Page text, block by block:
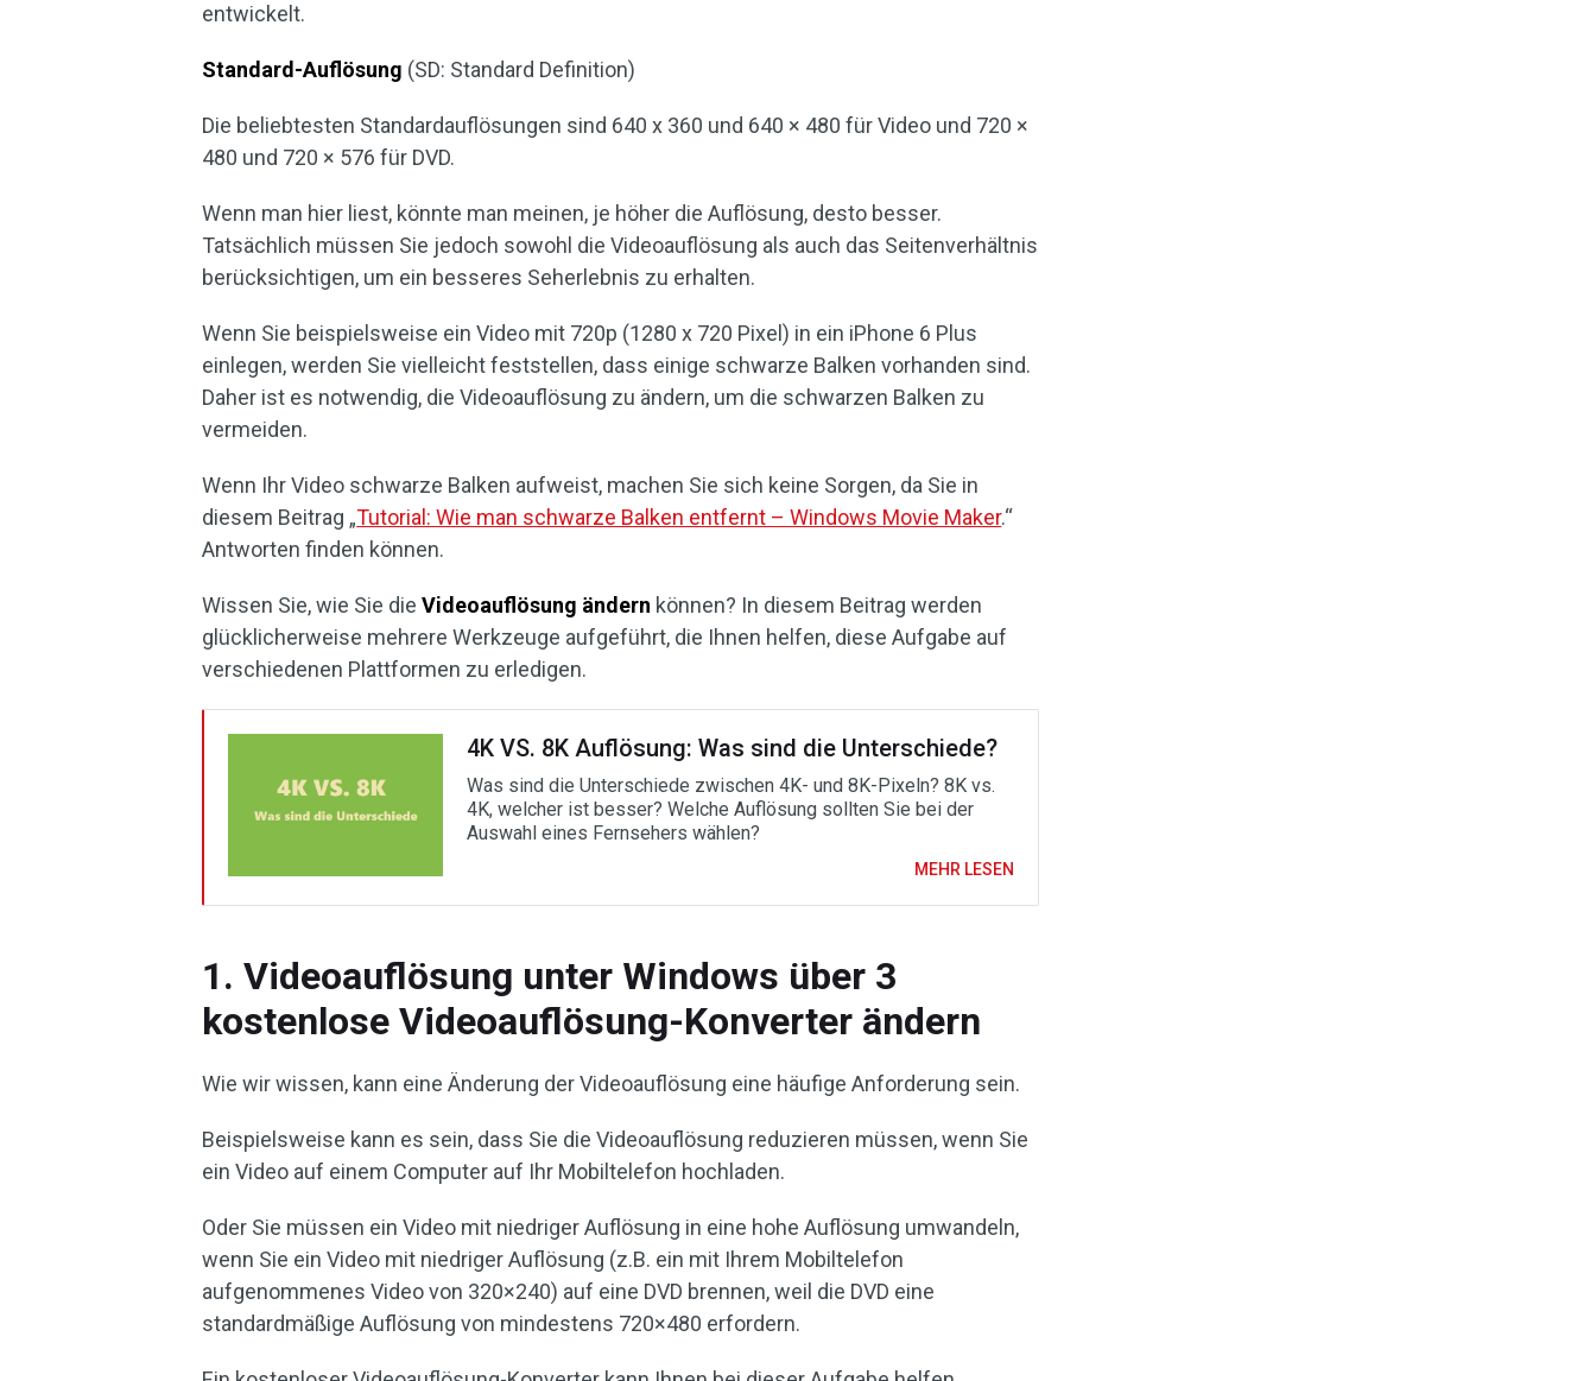
entwickelt.
Standard-Auflösung (SD: Standard Definition)
Die beliebtesten Standardauflösungen sind 640 x 360 und 640 × 480 für Video und 720 ×
480 und 720 × 576 für DVD.
Wenn man hier liest, könnte man meinen, je höher die Auflösung, desto besser.
Tatsächlich müssen Sie jedoch sowohl die Videoauflösung als auch das Seitenverhältnis
berücksichtigen, um ein besseres Seherlebnis zu erhalten.
Wenn Sie beispielsweise ein Video mit 720p (1280 x 720 Pixel) in ein iPhone 6 Plus
einlegen, werden Sie vielleicht feststellen, dass einige schwarze Balken vorhanden sind.
Daher ist es notwendig, die Videoauflösung zu ändern, um die schwarzen Balken zu
vermeiden.
Wenn Ihr Video schwarze Balken aufweist, machen Sie sich keine Sorgen, da Sie in
diesem Beitrag „Tutorial: Wie man schwarze Balken entfernt – Windows Movie Maker.“
Antworten finden können.
Wissen Sie, wie Sie dieVideoauflösung ändern können? In diesem Beitrag werden
glücklicherweise mehrere Werkzeuge aufgeführt, die Ihnen helfen, diese Aufgabe auf
verschiedenen Plattformen zu erledigen.
4K VS. 8K Auflösung: Was sind die Unterschiede?
Was sind die Unterschiede zwischen 4K- und 8K-Pixeln? 8K vs.
4K, welcher ist besser? Welche Auflösung sollten Sie bei der
Auswahl eines Fernsehers wählen?
MEHR LESEN
1. Videoauflösung unter Windows über 3
kostenlose Videoauflösung-Konverter ändern
Wie wir wissen, kann eine Änderung der Videoauflösung eine häufige Anforderung sein.
Beispielsweise kann es sein, dass Sie die Videoauflösung reduzieren müssen, wenn Sie
ein Video auf einem Computer auf Ihr Mobiltelefon hochladen.
Oder Sie müssen ein Video mit niedriger Auflösung in eine hohe Auflösung umwandeln,
wenn Sie ein Video mit niedriger Auflösung (z.B. ein mit Ihrem Mobiltelefon
aufgenommenes Video von 320×240) auf eine DVD brennen, weil die DVD eine
standardmäßige Auflösung von mindestens 720×480 erfordern.